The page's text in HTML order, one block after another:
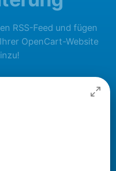
RSS-Feed und fügen
OpenCart-Website